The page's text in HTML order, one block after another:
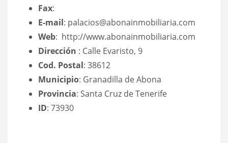
Fax:
E-mail: palacios@abonainmobiliaria.com
Web: http://www.abonainmobiliaria.com
Dirección : Calle Evaristo, 9
Cod. Postal: 38612
Municipio: Granadilla de Abona
Provincia: Santa Cruz de Tenerife
ID: 73930